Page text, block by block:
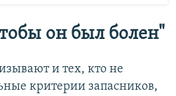
он был болен"
и тех, кто не
критерии запасников,